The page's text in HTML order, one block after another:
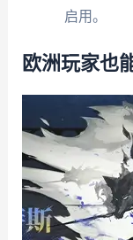
启用。
欧洲玩家也